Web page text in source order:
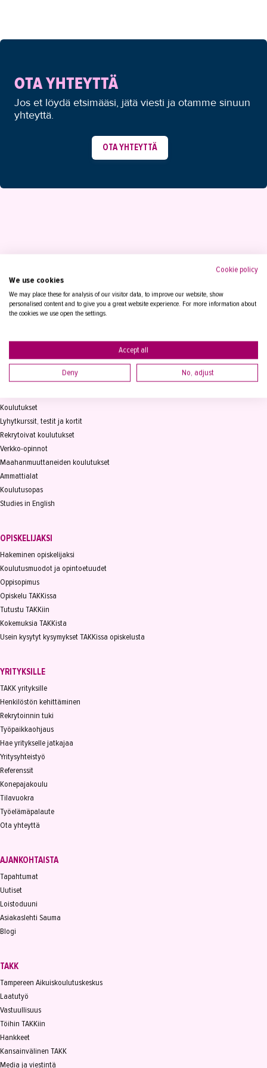
OTA YHTEYTTÄ
Jos et löydä etsimääsi, jätä viesti ja otamme sinuun
yhteyttä.
OTA YHTEYTTÄ
Tampereen Aikuiskoulutuskeskus
PL 15, 33821 Tampere
Vaihde03 2361 111
Koulutukset
Lyhytkurssit, testit ja kortit
Rekrytoivat koulutukset
Verkko-opinnot
Maahanmuuttaneiden koulutukset
Ammattialat
Koulutusopas
Studies in English
OPISKELIJAKSI
Hakeminen opiskelijaksi
Koulutusmuodot ja opintoetuudet
Oppisopimus
Opiskelu TAKKissa
Tutustu TAKKiin
Kokemuksia TAKKista
Usein kysytyt kysymykset TAKKissa opiskelusta
YRITYKSILLE
TAKK yrityksille
Henkilöstön kehittäminen
Rekrytoinnin tuki
Työpaikkaohjaus
Hae yritykselle jatkajaa
Yritysyhteistyö
Referenssit
Konepajakoulu
Tilavuokra
Työelämäpalaute
Ota yhteyttä
AJANKOHTAISTA
Tapahtumat
Uutiset
Loistoduuni
Asiakaslehti Sauma
Blogi
TAKK
Tampereen Aikuiskoulutuskeskus
Laatutyö
Vastuullisuus
Töihin TAKKiin
Hankkeet
Kansainvälinen TAKK
Media ja viestintä
Cookie policy
We use cookies
We may place these for analysis of our visitor data, to improve our website, show
personalised content and to give you a great website experience. For more information about
the cookies we use open the settings.
Accept all
Deny No, adjust